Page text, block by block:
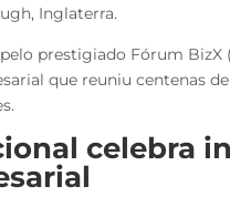
Inglaterra.
prestigiado Fórum BizX
que reuniu centenas
celebra